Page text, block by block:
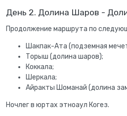
День 2. Долина Шаров -
Продолжение маршрута по
Шакпак-Ата (подземная
Торыш (долина шаров);
Коккала;
Шеркала;
Айракты Шоманай (долина
Ночлег в юртах этноаул Когез.